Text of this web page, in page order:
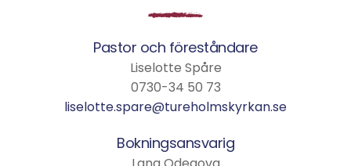
Pastor och föreståndare
Liselotte Spåre
0730-34 50 73
liselotte.spare@tureholmskyrkan.se
Bokningsansvarig